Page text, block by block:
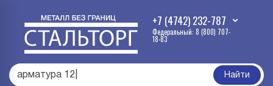
+7 (4742) 232-787
Федеральный: 8 (800) 707-
18-83
армат| Найти